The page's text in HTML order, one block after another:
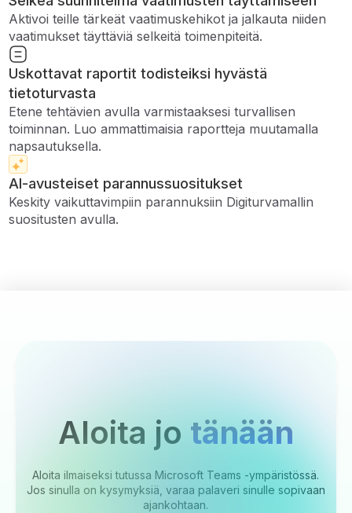
Aktivoi teille tärkeät vaatimuskehikot ja jalkauta niiden
vaatimukset täyttäviä selkeitä toimenpiteitä.
Uskottavat raportit todisteiksi hyvästä
tietoturvasta
Etene tehtävien avulla varmistaaksesi turvallisen
toiminnan. Luo ammattimaisia ​​raportteja muutamalla
napsautuksella.
AI-avusteiset parannussuositukset
Keskity vaikuttavimpiin parannuksiin Digiturvamallin
suositusten avulla.
Aloita jo tänään
Aloita ilmaiseksi tutussa Microsoft Teams -ympäristössä.
Jos sinulla on kysymyksiä, varaa palaveri sinulle sopivaan
ajankohtaan.